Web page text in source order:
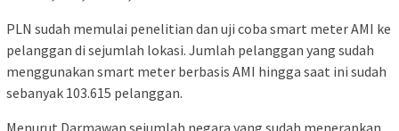
PLN sudah memulai penelitian dan uji coba smart meter AMI ke
pelanggan di sejumlah lokasi. Jumlah pelanggan yang sudah
menggunakan smart meter berbasis AMI hingga saat ini sudah
sebanyak 103.615 pelanggan.